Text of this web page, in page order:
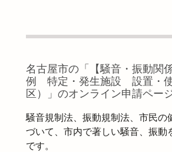
名古屋市の「
【騒音・振動関
例 特定・発生施設 設置・使
区）
」のオンライン申請ペー
騒音規制法、振動規制法、市民
づいて、市内で著しい騒音、振
です。